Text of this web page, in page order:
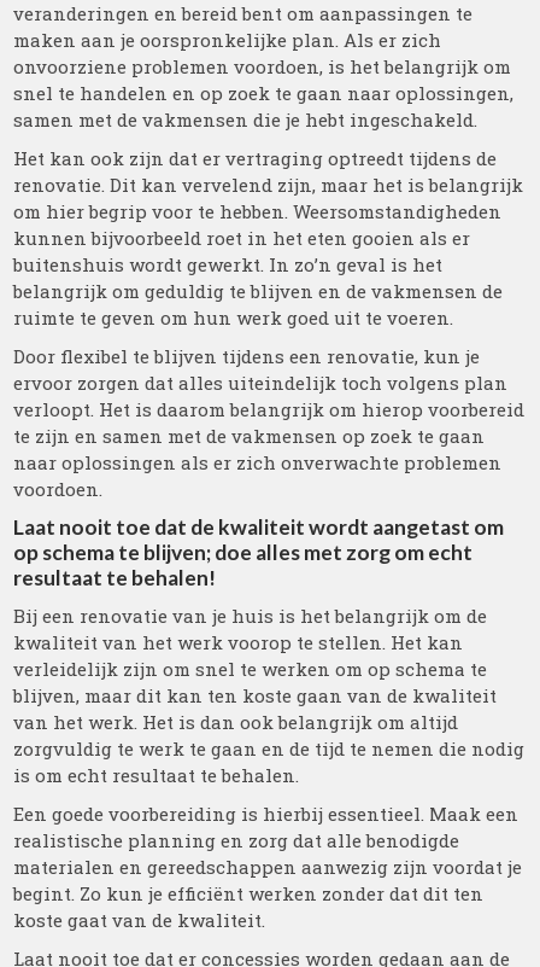
veranderingen en bereid bent om aanpassingen te
maken aan je oorspronkelijke plan. Als er zich
onvoorziene problemen voordoen, is het belangrijk om
snel te handelen en op zoek te gaan naar oplossingen,
samen met de vakmensen die je hebt ingeschakeld.
Het kan ook zijn dat er vertraging optreedt tijdens de
renovatie. Dit kan vervelend zijn, maar het is belangrijk
om hier begrip voor te hebben. Weersomstandigheden
kunnen bijvoorbeeld roet in het eten gooien als er
buitenshuis wordt gewerkt. In zo’n geval is het
belangrijk om geduldig te blijven en de vakmensen de
ruimte te geven om hun werk goed uit te voeren.
Door flexibel te blijven tijdens een renovatie, kun je
ervoor zorgen dat alles uiteindelijk toch volgens plan
verloopt. Het is daarom belangrijk om hierop voorbereid
te zijn en samen met de vakmensen op zoek te gaan
naar oplossingen als er zich onverwachte problemen
voordoen.
Laat nooit toe dat de kwaliteit wordt aangetast om
op schema te blijven; doe alles met zorg om echt
resultaat te behalen!
Bij een renovatie van je huis is het belangrijk om de
kwaliteit van het werk voorop te stellen. Het kan
verleidelijk zijn om snel te werken om op schema te
blijven, maar dit kan ten koste gaan van de kwaliteit
van het werk. Het is dan ook belangrijk om altijd
zorgvuldig te werk te gaan en de tijd te nemen die nodig
is om echt resultaat te behalen.
Een goede voorbereiding is hierbij essentieel. Maak een
realistische planning en zorg dat alle benodigde
materialen en gereedschappen aanwezig zijn voordat je
begint. Zo kun je efficiënt werken zonder dat dit ten
koste gaat van de kwaliteit.
Laat nooit toe dat er concessies worden gedaan aan de